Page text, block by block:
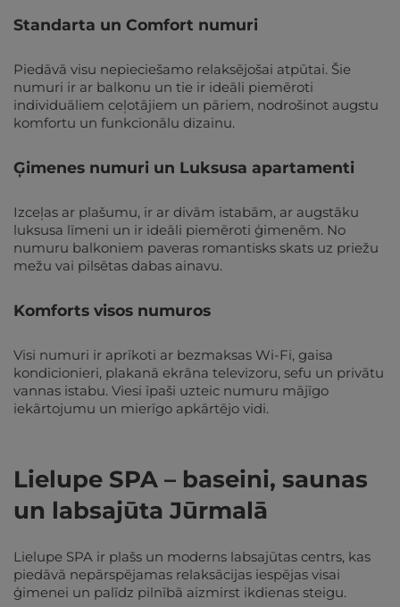
Standarta un Comfort numuri
Piedāvā visu nepieciešamo relaksējošai atpūtai. Šie
numuri ir ar balkonu un tie ir ideāli piemēroti
individuāliem ceļotājiem un pāriem, nodrošinot augstu
komfortu un funkcionālu dizainu.
Ģimenes numuri un Luksusa apartamenti
Izceļas ar plašumu, ir ar divām istabām, ar augstāku
luksusa līmeni un ir ideāli piemēroti ģimenēm. No
numuru balkoniem paveras romantisks skats uz priežu
mežu vai pilsētas dabas ainavu.
Komforts visos numuros
Visi numuri ir aprīkoti ar bezmaksas Wi-Fi, gaisa
kondicionieri, plakanā ekrāna televizoru, sefu un privātu
vannas istabu. Viesi īpaši uzteic numuru mājīgo
iekārtojumu un mierīgo apkārtējo vidi.
Lielupe SPA – baseini, saunas
un labsajūta Jūrmalā
Lielupe SPA ir plašs un moderns labsajūtas centrs, kas
piedāvā nepārspējamas relaksācijas iespējas visai
ģimenei un palīdz pilnībā aizmirst ikdienas steigu.